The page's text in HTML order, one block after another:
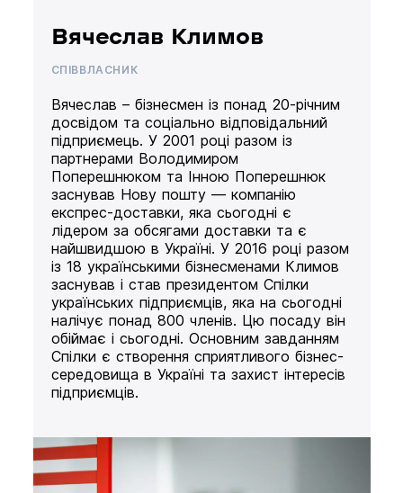
Вячеслав Климов
СПІВВЛАСНИК
Вячеслав – бізнесмен із понад 20-річним
досвідом та соціально відповідальний
підприємець. У 2001 році разом із
партнерами Володимиром
Поперешнюком та Інною Поперешнюк
заснував Нову пошту — компанію
експрес-доставки, яка сьогодні є
лідером за обсягами доставки та є
найшвидшою в Україні. У 2016 році разом
із 18 українськими бізнесменами Климов
заснував і став президентом Спілки
українських підприємців, яка на сьогодні
налічує понад 800 членів. Цю посаду він
обіймає і сьогодні. Основним завданням
Спілки є створення сприятливого бізнес-
середовища в Україні та захист інтересів
підприємців.